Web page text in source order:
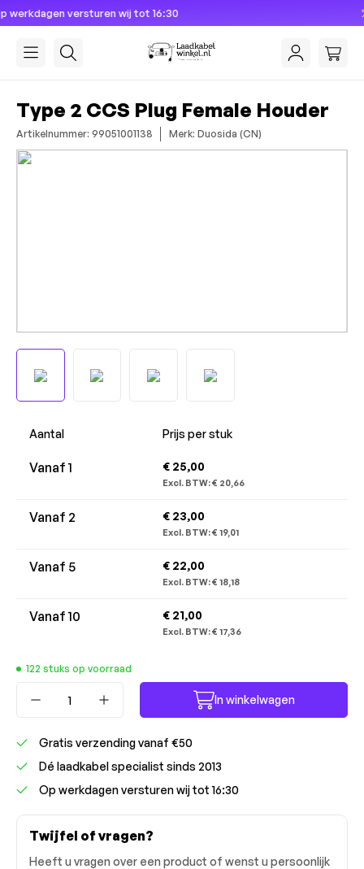
16:30 Dé laadkabel specialist
Type 2 CCS Plug Female Houder
Artikelnummer: 99051001138 Merk: Duosida (CN)
Afbeeldingengalerij overslaan
Aantal Prijs per stuk
Vanaf1 € 25,00
Excl. BTW:€ 20,66
Vanaf 2 € 23,00
Excl. BTW:€ 19,01
Vanaf 5 € 22,00
Excl. BTW:€ 18,18
Vanaf10 € 21,00
Excl. BTW:€ 17,36
122 stuks op voorraad
Producthoeveelheid: Voer de
In winkelwagen
Gratis verzending vanaf €50
Dé laadkabel specialist sinds 2013
Op werkdagen versturen wij tot 16:30
Twijfel of vragen?
Heeft u vragen over een product of wenst u persoonlijk